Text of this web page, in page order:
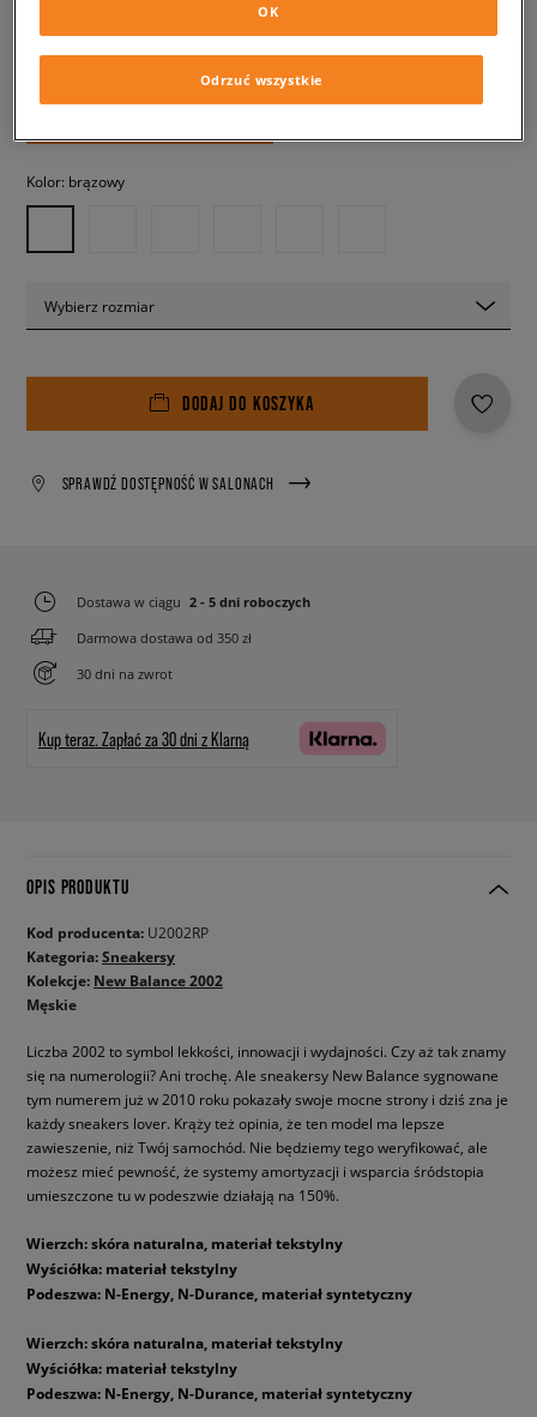
589,99 zł -2%
(najniższa cena z 30 dni przed obniżką)
(Cena początkowa)
Kolor: brązowy
Wybierz rozmiar
DODAJ DO KOSZYKA
SPRAWDŹ DOSTĘPNOŚĆ W SALONACH
Dostawa w ciągu 2 - 5 dni roboczych
Darmowa dostawa od 350 zł
30 dni na zwrot
Kup teraz. Zapłać za 30 dni z Klarną
OPIS PRODUKTU
Kod producenta: U2002RP
Kategoria:Sneakersy
Kolekcje: New Balance 2002
Męskie
Liczba 2002 to symbol lekkości, innowacji i wydajności. Czy aż tak znamy
się na numerologii? Ani trochę. Ale sneakersy New Balance sygnowane
tym numerem już w 2010 roku pokazały swoje mocne strony i dziś zna je
każdy sneakers lover. Krąży też opinia, że ten model ma lepsze
zawieszenie, niż Twój samochód. Nie będziemy tego weryfikować, ale
możesz mieć pewność, że systemy amortyzacji i wsparcia śródstopia
umieszczone tu w podeszwie działają na 150%.
Wierzch: skóra naturalna, materiał tekstylny
Wyściółka: materiał tekstylny
Podeszwa: N-Energy, N-Durance, materiał syntetyczny
Wierzch: skóra naturalna, materiał tekstylny
Wyściółka: materiał tekstylny
Podeszwa: N-Energy, N-Durance, materiał syntetyczny
Odrzuć wszystkie
OK